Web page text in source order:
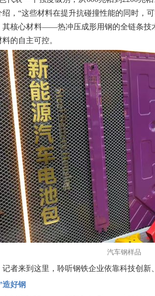
，“这些材料在提升抗碰撞性能的同时，
其核心材料——热冲压成形用钢的全链条技
的自主可控。
汽车钢样品
者来到这里，聆听钢铁企业依靠科技创新
造好钢